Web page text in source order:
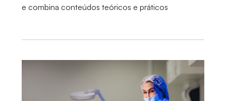
e combina conteúdos teóricos e práticos